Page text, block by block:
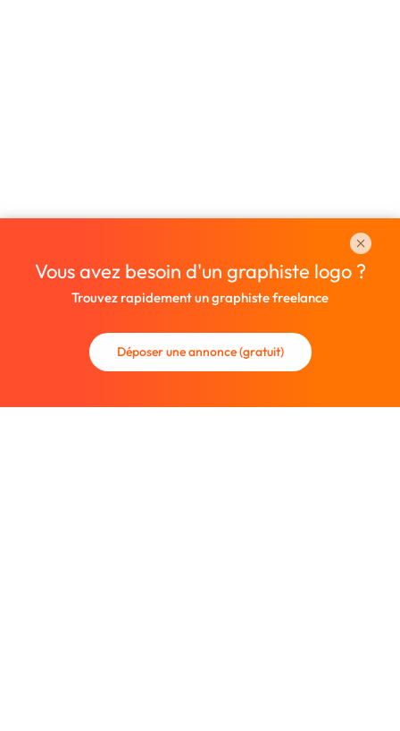
Vous avez besoin d'un graphiste logo ?
Trouvez rapidement un graphiste freelance
Déposer une annonce (gratuit)